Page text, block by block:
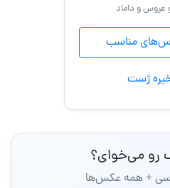
عروس و داماد
مناسب
ژست
می‌خوای؟
+ همه عکس‌ها